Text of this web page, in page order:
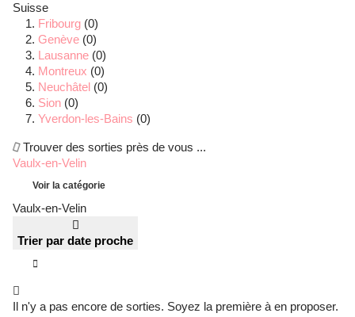
Suisse
Fribourg (0)
Genève (0)
Lausanne (0)
Montreux (0)
Neuchâtel (0)
Sion (0)
Yverdon-les-Bains (0)
Trouver des sorties près de vous ...
Vaulx-en-Velin
Voir la catégorie
Vaulx-en-Velin
Trier par date proche
Il n'y a pas encore de sorties. Soyez la première à en proposer.